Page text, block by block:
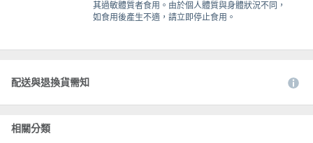
其過敏體質者食用。由於個人體質與身體狀況不同，
如食用後產生不適，請立即停止食用。
配送與退換貨需知
相關分類